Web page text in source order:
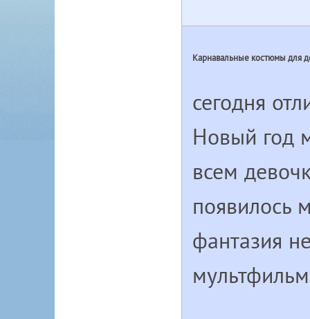
Карнавальные костюмы для
сегодня
Новый год
всем
появилось
фантазия